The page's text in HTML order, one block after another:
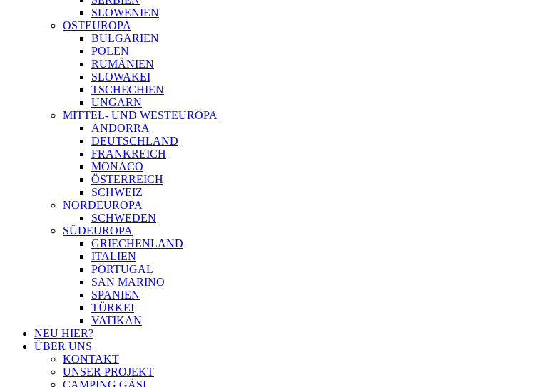
SLOWENIEN
OSTEUROPA
BULGARIEN
POLEN
RUMÄNIEN
SLOWAKEI
TSCHECHIEN
UNGARN
MITTEL- UND WESTEUROPA
ANDORRA
DEUTSCHLAND
FRANKREICH
MONACO
ÖSTERREICH
SCHWEIZ
NORDEUROPA
SCHWEDEN
SÜDEUROPA
GRIECHENLAND
ITALIEN
PORTUGAL
SAN MARINO
SPANIEN
TÜRKEI
VATIKAN
NEU HIER?
ÜBER UNS
KONTAKT
UNSER PROJEKT
CAMPING GÄSI